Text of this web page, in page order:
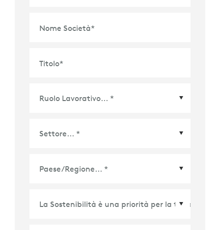
Nome Società*
Titolo*